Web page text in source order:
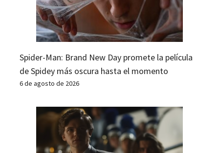
Spider-Man: Brand New Day promete la película
de Spidey más oscura hasta el momento
6 de agosto de 2026